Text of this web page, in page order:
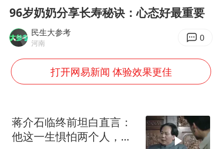
五粮液渠道价一箱上涨近百元
U17国足1分钟轰2球
法国下周开始禁止未经同意的电话营销
24小时不关空调 电费会更低吗
村民谈“梅姨”：叫的其实是“媒姨”
96岁奶奶分享长寿秘诀：心态好最重要
民生大参考
河南 0
打开网易新闻 体验效果更佳
蒋介石临终前坦白直言：
他这一生惧怕两个人，却